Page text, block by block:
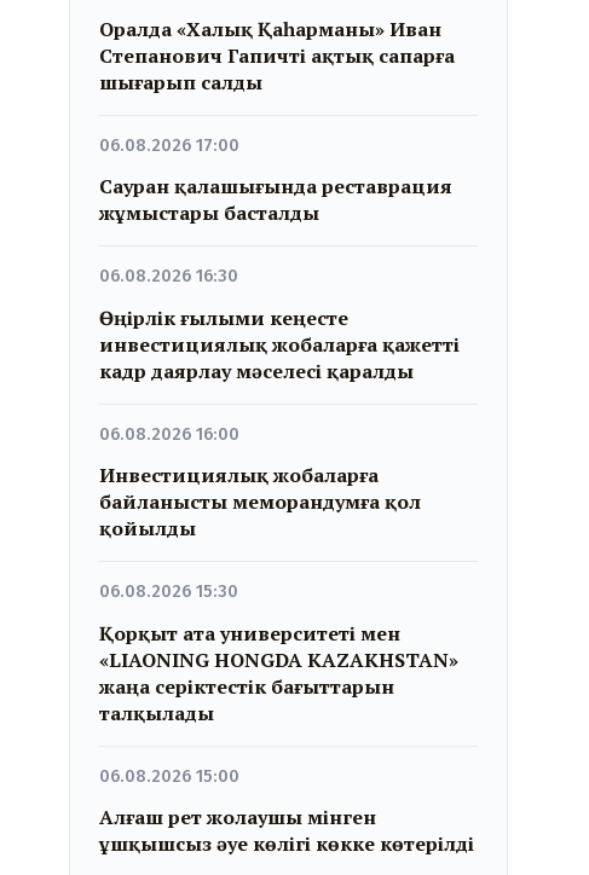
Оралда «Халық Қаһарманы» Иван
Степанович Гапичті ақтық сапарға
шығарып салды
06.08.2026 17:00
Сауран қалашығында реставрация
жұмыстары басталды
06.08.2026 16:30
Өңірлік ғылыми кеңесте
инвестициялық жобаларға қажетті
кадр даярлау мәселесі қаралды
06.08.2026 16:00
Инвестициялық жобаларға
байланысты меморандумға қол
қойылды
06.08.2026 15:30
Қорқыт ата университеті мен
«LIAONING HONGDA KAZAKHSTAN»
жаңа серіктестік бағыттарын
талқылады
06.08.2026 15:00
Алғаш рет жолаушы мінген
ұшқышсыз әуе көлігі көкке көтерілді